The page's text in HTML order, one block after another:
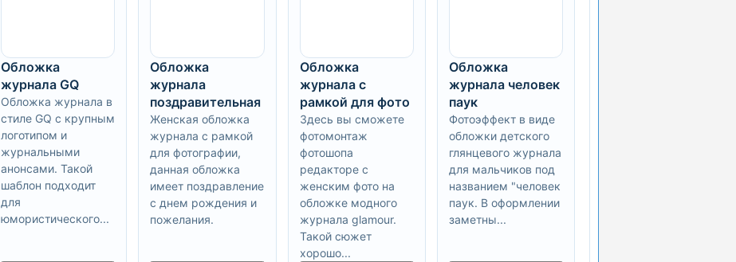
Обложка
журнала GQ
Обложка журнала в
стиле GQ с крупным
логотипом и
журнальными
анонсами. Такой
шаблон подходит
для
юмористического...
Обложка
журнала
поздравительная
Женская обложка
журнала с рамкой
для фотографии,
данная обложка
имеет поздравление
с днем рождения и
пожелания.
Обложка
журнала с
рамкой для фото
Здесь вы сможете
фотомонтаж
фотошопа
редакторе с
женским фото на
обложке модного
журнала glamour.
Такой сюжет
хорошо...
Обложка
журнала человек
паук
Фотоэффект в виде
обложки детского
глянцевого журнала
для мальчиков под
названием "человек
паук. В оформлении
заметны...